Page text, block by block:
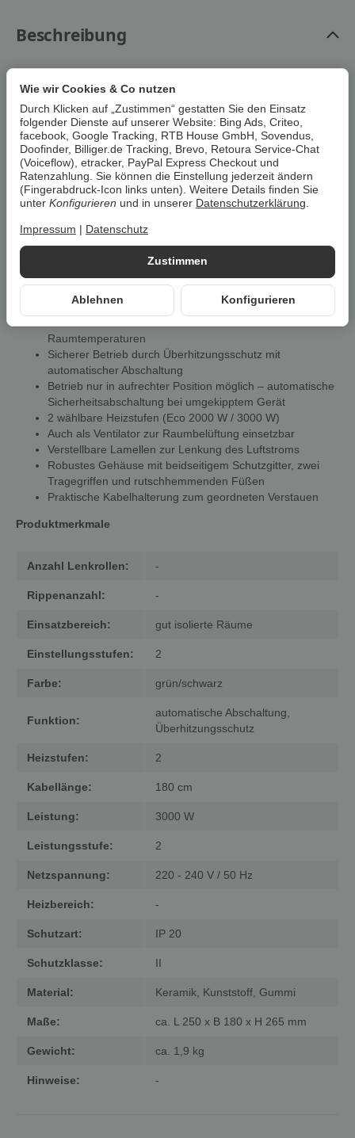
Beschreibung
Umverpackungen. Wenn immer es möglich ist, versenden wir Ihre
Bestellung imOriginalkarton des Herstellers .
PARKSIDE® Keramik-Heizgebläse
»PKH 3000 D2«, 3000 W, mit
automatischer
Sicherheitsabschaltung
Eigenschaften
Kompaktes Elektro-Gebläse mit leistungsstarkem und
langlebigem PTC-Heizelement
Raumtemperaturen
Sicherer Betrieb durch Überhitzungsschutz mit
automatischer Abschaltung
Betrieb nur in aufrechter Position möglich – automatische
Sicherheitsabschaltung bei umgekipptem Gerät
2 wählbare Heizstufen (Eco 2000 W / 3000 W)
Auch als Ventilator zur Raumbelüftung einsetzbar
Verstellbare Lamellen zur Lenkung des Luftstroms
Robustes Gehäuse mit beidseitigem Schutzgitter, zwei
Tragegriffen und rutschhemmenden Füßen
Praktische Kabelhalterung zum geordneten Verstauen
Produktmerkmale
Anzahl Lenkrollen: -
Rippenanzahl: -
Einsatzbereich: gut isolierte Räume
Einstellungsstufen: 2
Farbe: grün/schwarz
Funktion:
automatische Abschaltung,
Überhitzungsschutz
Heizstufen: 2
Kabellänge: 180 cm
Leistung: 3000 W
Leistungsstufe: 2
Netzspannung: 220 - 240 V / 50 Hz
Heizbereich: -
Schutzart: IP 20
Schutzklasse: II
Material: Keramik, Kunststoff, Gummi
Maße: ca. L 250 x B 180 x H 265 mm
Gewicht: ca. 1,9 kg
Hinweise: -
Zustimmen
Ablehnen Konfigurieren
Wie wir Cookies & Co nutzen
Durch Klicken auf „Zustimmen“ gestatten Sie den Einsatz
folgender Dienste auf unserer Website: Bing Ads, Criteo,
facebook, Google Tracking, RTB House GmbH, Sovendus,
Doofinder, Billiger.de Tracking, Brevo, Retoura Service-Chat
(Voiceflow), etracker, PayPal Express Checkout und
Ratenzahlung. Sie können die Einstellung jederzeit ändern
(Fingerabdruck-Icon links unten). Weitere Details finden Sie
unter Konfigurieren und in unserer Datenschutzerklärung.
Impressum Datenschutz